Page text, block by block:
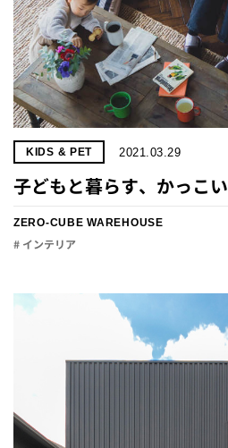
KIDS & PET 2021.03.29
子どもと暮らす、かっこ
ZERO-CUBE WAREHOUSE
# インテリア